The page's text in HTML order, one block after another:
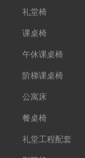
礼堂椅
课桌椅
午休课桌椅
阶梯课桌椅
公寓床
餐桌椅
礼堂工程配套